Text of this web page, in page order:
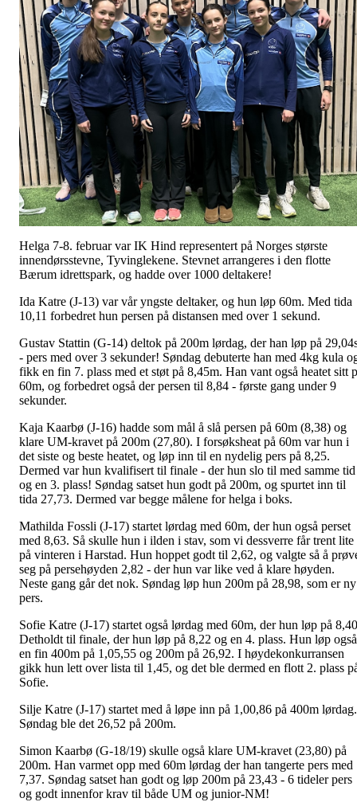
Helga 7-8. februar var IK Hind representert på Norges største
innendørsstevne, Tyvinglekene. Stevnet arrangeres i den flotte
Bærum idrettspark, og hadde over 1000 deltakere!
Ida Katre (J-13) var vår yngste deltaker, og hun løp 60m. Med tida
10,11 forbedret hun persen på distansen med over 1 sekund.
Gustav Stattin (G-14) deltok på 200m lørdag, der han løp på
- pers med over 3 sekunder! Søndag debuterte han med 4kg kula
fikk en fin 7. plass med et støt på 8,45m. Han vant også heatet sitt
60m, og forbedret også der persen til 8,84 - første gang under 9
sekunder.
Kaja Kaarbø (J-16) hadde som mål å slå persen på 60m (8,38) og
klare UM-kravet på 200m (27,80). I forsøksheat på 60m var hun i
det siste og beste heatet, og løp inn til en nydelig pers på 8,25.
Dermed var hun kvalifisert til finale - der hun slo til med samme tid
og en 3. plass! Søndag satset hun godt på 200m, og spurtet inn til
tida 27,73. Dermed var begge målene for helga i boks.
Mathilda Fossli (J-17) startet lørdag med 60m, der hun også perset
med 8,63. Så skulle hun i ilden i stav, som vi dessverre får trent lite
på vinteren i Harstad. Hun hoppet godt til 2,62, og valgte så å
seg på persehøyden 2,82 - der hun var like ved å klare høyden.
Neste gang går det nok. Søndag løp hun 200m på 28,98, som er ny
pers.
Sofie Katre (J-17) startet også lørdag med 60m, der hun løp på
Detholdt til finale, der hun løp på 8,22 og en 4. plass. Hun løp også
en fin 400m på 1,05,55 og 200m på 26,92. I høydekonkurransen
gikk hun lett over lista til 1,45, og det ble dermed en flott 2. plass
Sofie.
Silje Katre (J-17) startet med å løpe inn på 1,00,86 på 400m lørdag.
Søndag ble det 26,52 på 200m.
Simon Kaarbø (G-18/19) skulle også klare UM-kravet (23,80) på
200m. Han varmet opp med 60m lørdag der han tangerte pers med
7,37. Søndag satset han godt og løp 200m på 23,43 - 6 tideler pers
og godt innenfor krav til både UM og junior-NM!